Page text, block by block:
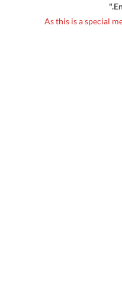
■As this is a special